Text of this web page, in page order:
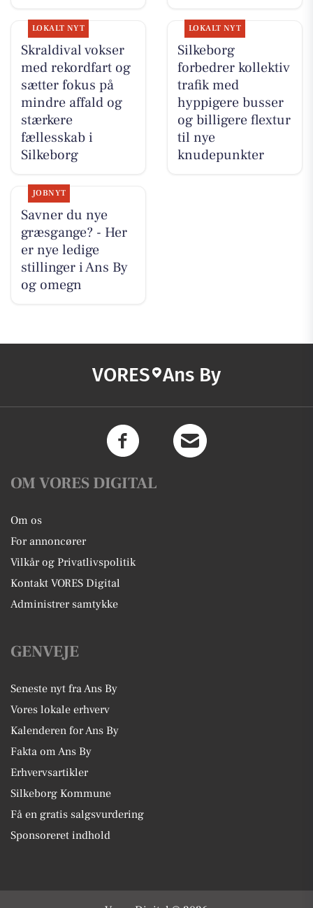
LOKALT NYT
Skraldival vokser
med rekordfart og
sætter fokus på
mindre affald og
stærkere
fællesskab i
Silkeborg
LOKALT NYT
Silkeborg
forbedrer kollektiv
trafik med
hyppigere busser
og billigere flextur
til nye
knudepunkter
JOBNYT
Savner du nye
græsgange? - Her
er nye ledige
stillinger i Ans By
og omegn
VORES Ans By
OM VORES DIGITAL
Om os
For annoncører
Vilkår og Privatlivspolitik
Kontakt VORES Digital
Administrer samtykke
GENVEJE
Seneste nyt fra Ans By
Vores lokale erhverv
Kalenderen for Ans By
Fakta om Ans By
Erhvervsartikler
Silkeborg Kommune
Få en gratis salgsvurdering
Sponsoreret indhold